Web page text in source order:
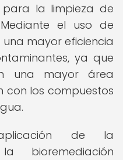
para la limpieza de
el uso de
mayor eficiencia
ya que
una mayor área
con los compuestos
de la
bioremediación